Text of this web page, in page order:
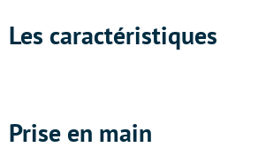
Les caractéristiques
Prise en main